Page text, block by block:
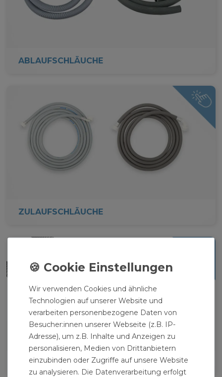
ABLAUFSCHLÄUCHE
ZULAUFSCHLÄUCHE
AQUASTOP SCHLÄUCHE
Wir verwenden Cookies und ähnliche
Technologien auf unserer Website und
verarbeiten personenbezogene Daten von
Besucher:innen unserer Webseite (z.B. IP-
Adresse), um z.B. Inhalte und Anzeigen zu
personalisieren, Medien von Drittanbietern
einzubinden oder Zugriffe auf unsere Website
zu analysieren. Die Datenverarbeitung erfolgt